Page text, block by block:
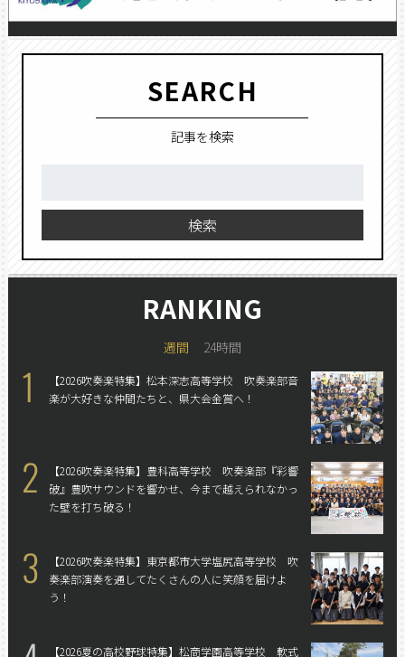
SEARCH
記事を検索
検索
RANKING
週間 24時間
1 【2026吹奏楽特集】松本深志高等学校 吹奏楽部音
楽が大好きな仲間たちと、県大会金賞へ！
2 【2026吹奏楽特集】豊科高等学校 吹奏楽部『彩響
破』豊吹サウンドを響かせ、今まで越えられなかっ
た壁を打ち破る！
3
【2026吹奏楽特集】東京都市大学塩尻高等学校 吹
奏楽部演奏を通してたくさんの人に笑顔を届けよ
う！
【2026夏の高校野球特集】松商学園高等学校 軟式